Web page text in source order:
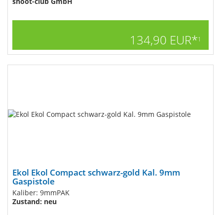
134,90 EUR*1
Ekol Ekol Compact schwarz-gold Kal. 9mm
Gaspistole
Kaliber: 9mmPAK
Zustand: neu